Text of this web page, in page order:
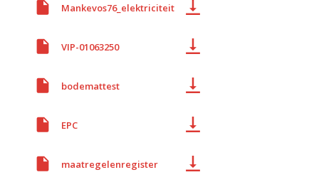
Mankevos76_elektriciteit
VIP-01063250
bodemattest
EPC
maatregelenregister